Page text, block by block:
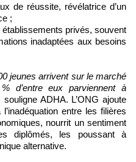
de réussite, révélatrice d’un
;
établissements privés, souvent
inadaptées aux besoins
jeunes arrivent sur le marché
d’entre eux parviennent à
ADHA. L’ONG ajoute
entre les filières
nourrit un sentiment
diplômés, les poussant à
alternative.